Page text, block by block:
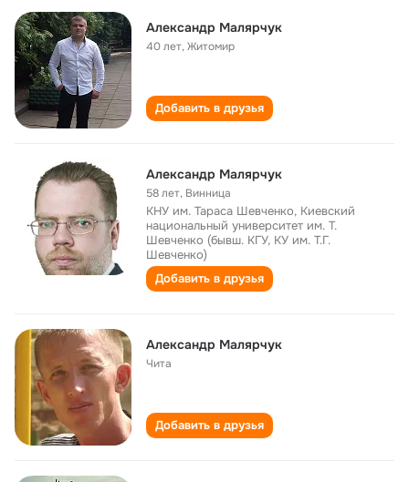
Александр Малярчук
40 лет,Житомир
Добавить в друзья
Александр Малярчук
58 лет, Винница
КНУ им. Тараса Шевченко, Киевский
национальный университет им. Т.
Шевченко (бывш. КГУ, КУ им. Т.Г.
Шевченко)
Добавить в друзья
Александр Малярчук
Чита
Добавить в друзья